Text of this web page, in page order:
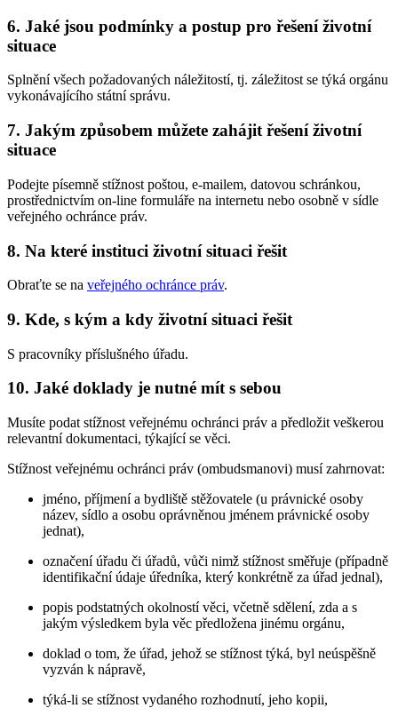
6. Jaké jsou podmínky a postup pro řešení životní
situace
Splnění všech požadovaných náležitostí, tj. záležitost se týká orgánu
vykonávajícího státní správu.
7. Jakým způsobem můžete zahájit řešení životní
situace
Podejte písemně stížnost poštou, e-mailem, datovou schránkou,
prostřednictvím on-line formuláře na internetu nebo osobně v sídle
veřejného ochránce práv.
8. Na které instituci životní situaci řešit
Obraťte se na veřejného ochránce práv.
9. Kde, s kým a kdy životní situaci řešit
S pracovníky příslušného úřadu.
10. Jaké doklady je nutné mít s sebou
Musíte podat stížnost veřejnému ochránci práv a předložit veškerou
relevantní dokumentaci, týkající se věci.
Stížnost veřejnému ochránci práv (ombudsmanovi) musí zahrnovat:
jméno, příjmení a bydliště stěžovatele (u právnické osoby
název, sídlo a osobu oprávněnou jménem právnické osoby
jednat),
označení úřadu či úřadů, vůči nimž stížnost směřuje (případně
identifikační údaje úředníka, který konkrétně za úřad jednal),
popis podstatných okolností věci, včetně sdělení, zda a s
jakým výsledkem byla věc předložena jinému orgánu,
doklad o tom, že úřad, jehož se stížnost týká, byl neúspěšně
vyzván k nápravě,
týká-li se stížnost vydaného rozhodnutí, jeho kopii,